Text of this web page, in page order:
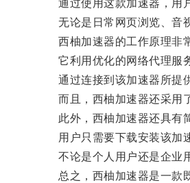
通过使用这款加速器，用户
无论是日常网页浏览、音视
西柚加速器的工作原理非常
它利用优化的网络代理服务
通过连接到该加速器所提供
而且，西柚加速器还采用了
此外，西柚加速器还具有简
用户只需要下载安装该加速
不论是个人用户还是企业用
总之，西柚加速器是一款既